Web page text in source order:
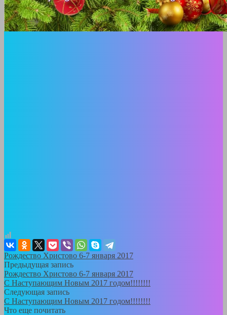
Рождество Христово 6-7 января 2017
Предыдущая запись
Рождество Христово 6-7 января 2017
С Наступающим Новым 2017 годом!!!!!!!!
Следующая запись
С Наступающим Новым 2017 годом!!!!!!!!
Что еще почитать